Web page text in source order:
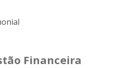
Financeira